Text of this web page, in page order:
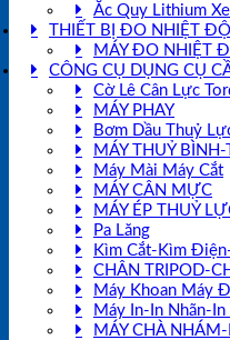
Ắc Quy Lithium
THIẾT BỊ ĐO NHIỆT
MÁY ĐO NHIỆT
CÔNG CỤ DỤNG CỤ
Cờ Lê Cân Lực
MÁY PHAY
Bơm Dầu Thuỷ
MÁY THUỶ
Máy Mài Máy Cắt
MÁY CÂN MỰC
MÁY ÉP THUỶ
Pa Lăng
Kìm Cắt-Kìm
CHÂN TRIPOD-
Máy Khoan Máy
Máy In-In Nhãn-In
MÁY CHÀ